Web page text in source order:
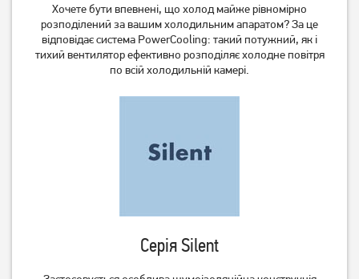
Холодильник Gorenje NRK
6202EXL4
Холодильник Gorenje
NRK6202ES4
Немає в наявності
Хочете бути впевнені, що холод майже рівномірно
розподілений за вашим холодильним апаратом? За це
відповідає система PowerCooling: такий потужний, як і
тихий вентилятор ефективно розподіляє холодне повітря
по всій холодильній камері.
Серія Silent